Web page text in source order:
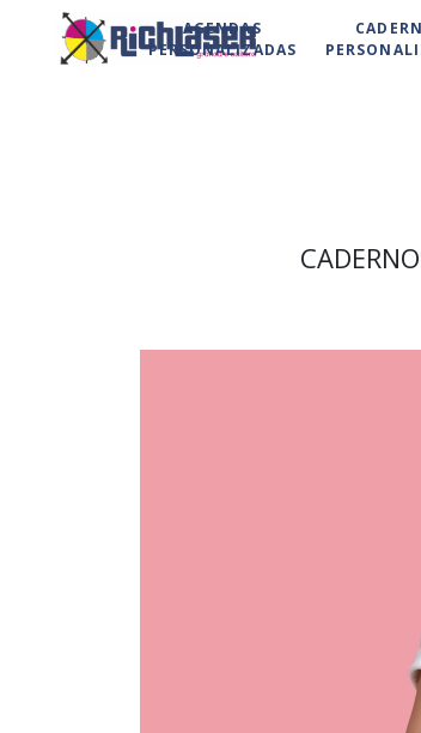
AGENDAS
PERSONALIZADAS